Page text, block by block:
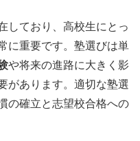
しており、高校生にとっ
に重要です。塾選びは単
や将来の進路に大きく影
があります。適切な塾選
の確立と志望校合格への